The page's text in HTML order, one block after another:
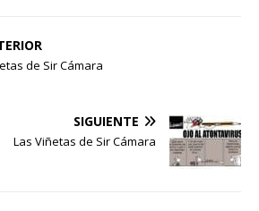
de Sir Cámara
SIGUIENTE
Las Viñetas de Sir Cámara